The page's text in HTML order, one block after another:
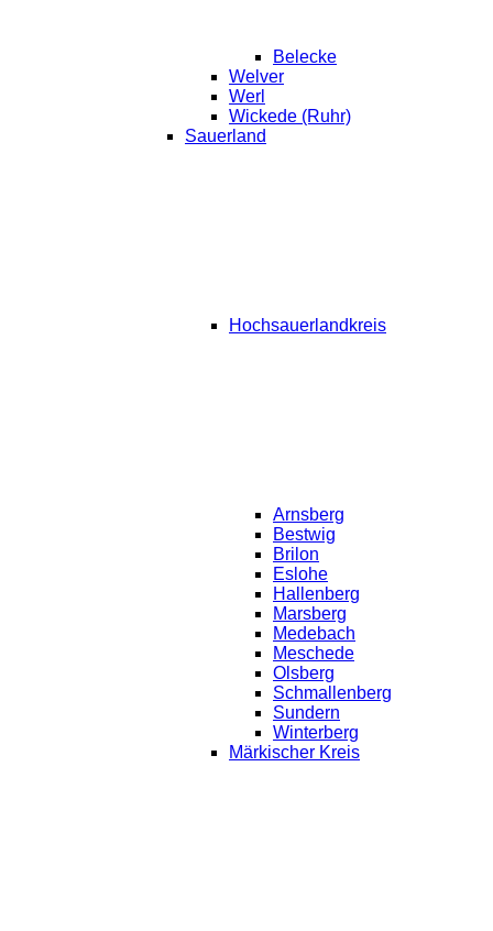
Belecke
Welver
Werl
Wickede (Ruhr)
Sauerland
Hochsauerlandkreis
Arnsberg
Bestwig
Brilon
Eslohe
Hallenberg
Marsberg
Medebach
Meschede
Olsberg
Schmallenberg
Sundern
Winterberg
Märkischer Kreis